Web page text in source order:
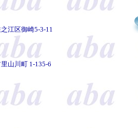
江区御崎5-3-11
山川町 1-135-6